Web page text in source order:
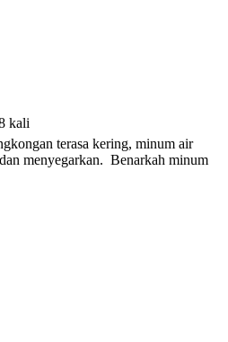
kali
terasa kering, minum air
menyegarkan. Benarkah minum